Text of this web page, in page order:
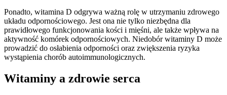
Ponadto, witamina D odgrywa ważną rolę w utrzymaniu zdrowego
układu odpornościowego. Jest ona nie tylko niezbędna dla
prawidłowego funkcjonowania kości i mięśni, ale także wpływa na
aktywność komórek odpornościowych. Niedobór witaminy D może
prowadzić do osłabienia odporności oraz zwiększenia ryzyka
wystąpienia chorób autoimmunologicznych.
Witaminy a zdrowie serca